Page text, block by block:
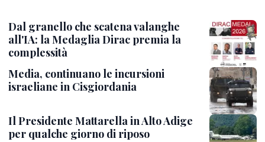
Dal granello che scatena valanghe
all'IA: la Medaglia Dirac premia la
complessità
Media, continuano le incursioni
israeliane in Cisgiordania
Il Presidente Mattarella in Alto Adige
per qualche giorno di riposo